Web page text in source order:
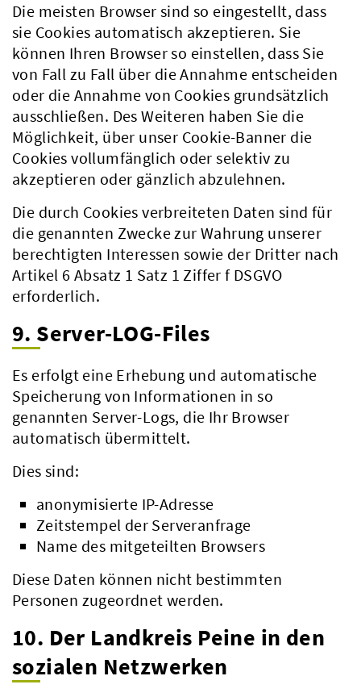
Die meisten Browser sind so eingestellt, dass
sie Cookies automatisch akzeptieren. Sie
können Ihren Browser so einstellen, dass Sie
von Fall zu Fall über die Annahme entscheiden
oder die Annahme von Cookies grundsätzlich
ausschließen. Des Weiteren haben Sie die
Möglichkeit, über unser Cookie-Banner die
Cookies vollumfänglich oder selektiv zu
akzeptieren oder gänzlich abzulehnen.
Die durch Cookies verbreiteten Daten sind für
die genannten Zwecke zur Wahrung unserer
berechtigten Interessen sowie der Dritter nach
Artikel 6 Absatz 1 Satz 1 Ziffer f DSGVO
erforderlich.
9. Server-LOG-Files
Es erfolgt eine Erhebung und automatische
Speicherung von Informationen in so
genannten Server-Logs, die Ihr Browser
automatisch übermittelt.
Dies sind:
anonymisierte IP-Adresse
Zeitstempel der Serveranfrage
Name des mitgeteilten Browsers
Diese Daten können nicht bestimmten
Personen zugeordnet werden.
10. Der Landkreis Peine in den
sozialen Netzwerken